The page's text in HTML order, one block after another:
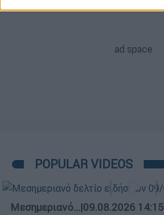
POPULAR VIDEOS
Μεσημεριανό...|09.08.2026 14:15